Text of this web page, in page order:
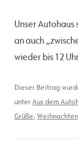
Unser
an auch
wieder bis 12
Dieser Beitrag
unterAus dem
Grüße, Weihnachten